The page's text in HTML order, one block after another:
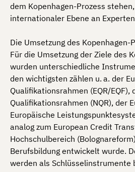
dem Kopenhagen-Prozess
internationaler Ebene an
Die Umsetzung des
Für die Umsetzung der Ziele des
wurden unterschiedliche
den wichtigsten zählen u. a. der
Qualifikationsrahmen (EQR/EQF),
Qualifikationsrahmen (NQR), der
Europäische
analog zum European Credit
Hochschulbereich
Berufsbildung entwickelt wurde.
werden als Schlüsselinstrumente